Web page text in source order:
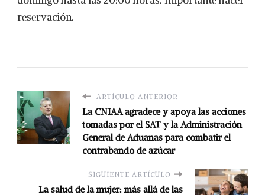
reservación.
ARTÍCULO ANTERIOR
La CNIAA agradece y apoya las acciones
tomadas por el SAT y la Administración
General de Aduanas para combatir el
contrabando de azúcar
SIGUIENTE ARTÍCULO
La salud de la mujer: más allá de las